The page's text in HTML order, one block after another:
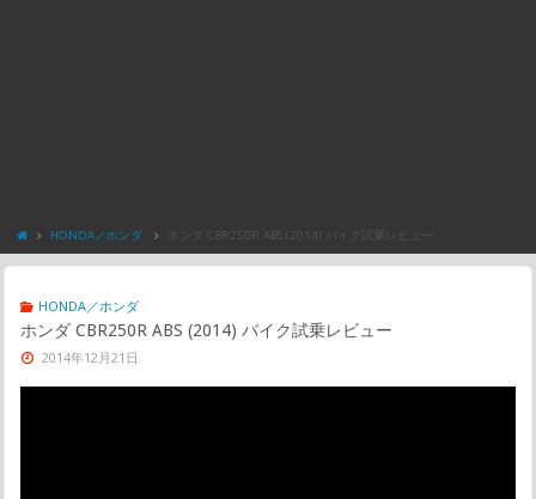
HONDA／ホンダ ホンダ CBR250R ABS (2014) バイク試乗レビュー
HONDA／ホンダ
ホンダ CBR250R ABS (2014) バイク試乗レビュー
2014年12月21日